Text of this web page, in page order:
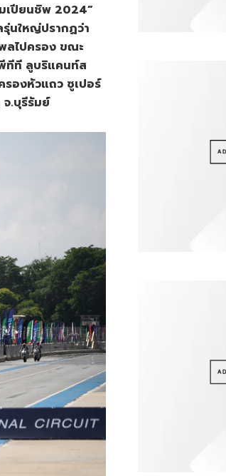
เปียนชิพ 2024”
นใหญ่ปรากฏว่า
ลไปครอง ขณะ
ทีที ลูบริแคนท์ส
องหัวแถว ซูเปอร์
.บุรีรัมย์